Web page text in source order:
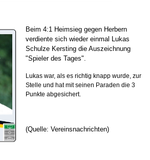
Beim 4:1 Heimsieg gegen Herbern
verdiente sich wieder einmal Lukas
Schulze Kersting die Auszeichnung
"Spieler des Tages".
Lukas war, als es richtig knapp wurde, zur
Stelle und hat mit seinen Paraden die 3
Punkte abgesichert.
(Quelle: Vereinsnachrichten)